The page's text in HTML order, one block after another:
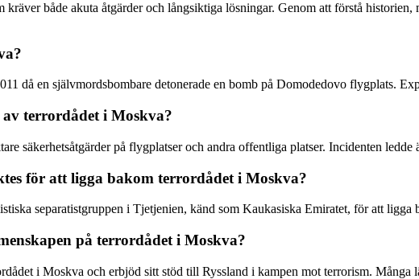
både akuta åtgärder och långsiktiga lösningar. Genom att förstå
då en självmordsbombare detonerade en bomb på Domodedovo flygplats.
terrordådet i Moskva?
säkerhetsåtgärder på flygplatser och andra offentliga platser. Incidenten
för att ligga bakom terrordådet i Moskva?
separatistgruppen i Tjetjenien, känd som Kaukasiska Emiratet, för att
på terrordådet i Moskva?
i Moskva och erbjöd sitt stöd till Ryssland i kampen mot terrorism.